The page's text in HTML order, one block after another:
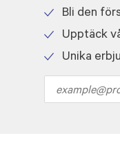
icon
Bli den
icon
Upptäck
Unika
address